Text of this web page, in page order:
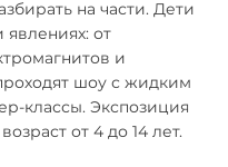
на части. Дети
явлениях: от
и
шоу с жидким
классы. Экспозиция
от 4 до 14 лет.